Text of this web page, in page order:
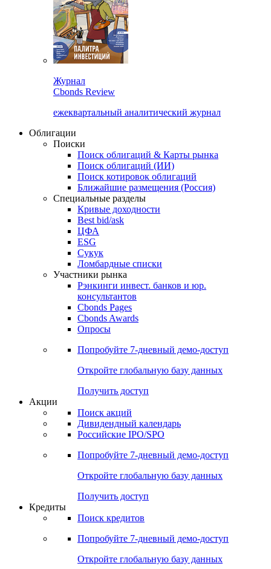
Cbonds Review
ежеквартальный аналитический журнал
Облигации
Поиски
Поиск облигаций & Карты рынка
Поиск облигаций (ИИ)
Поиск котировок облигаций
Ближайшие размещения (Россия)
Специальные разделы
Кривые доходности
Best bid/ask
ЦФА
ESG
Сукук
Ломбардные списки
Участники рынка
Рэнкинги инвест. банков и юр.
Cbonds Pages
Опросы
Попробуйте7-дневный
Откройте глобальную базу данных
Получить доступ
Поиск акций
Российские IPO/SPO
Попробуйте7-дневный
Откройте глобальную базу данных
Получить доступ
Поиск кредитов